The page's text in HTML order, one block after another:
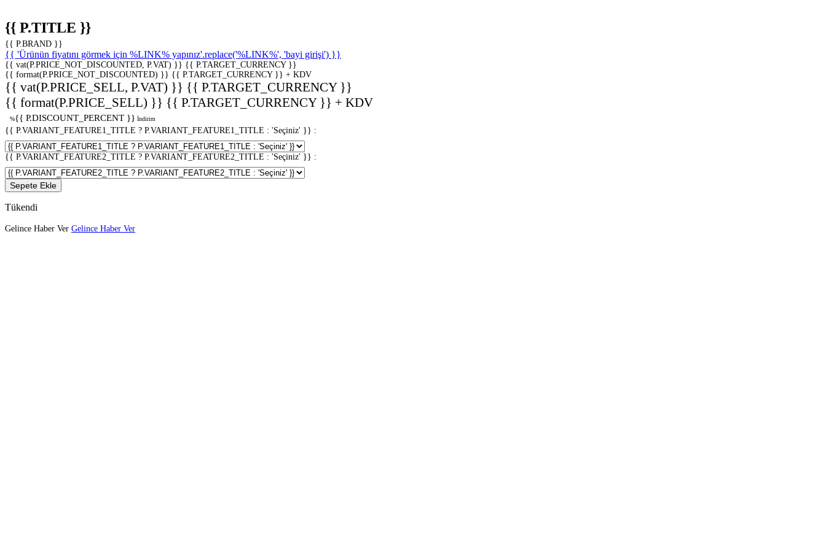
{{ P.TITLE }}
{{ P.BRAND }}
{{ 'Ürünün fiyatını görmek için %LINK% yapınız'.replace('%LINK%', 'bayi girişi') }}
{{ vat(P.PRICE_NOT_DISCOUNTED, P.VAT) }} {{ P.TARGET_CURRENCY }}
{{ format(P.PRICE_NOT_DISCOUNTED) }} {{ P.TARGET_CURRENCY }} + KDV
{{ vat(P.PRICE_SELL, P.VAT) }} {{ P.TARGET_CURRENCY }}
{{ format(P.PRICE_SELL) }} {{ P.TARGET_CURRENCY }} + KDV
%{{ P.DISCOUNT_PERCENT }} İndirim
{{ P.VARIANT_FEATURE1_TITLE ? P.VARIANT_FEATURE1_TITLE : 'Seçiniz' }} :
{{ P.VARIANT_FEATURE2_TITLE ? P.VARIANT_FEATURE2_TITLE : 'Seçiniz' }} :
Sepete Ekle
Tükendi
Gelince Haber Ver Gelince Haber Ver